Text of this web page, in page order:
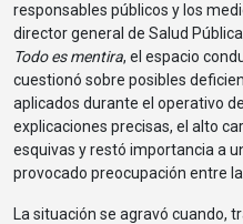
responsables públicos y los
director general de Salud
Todo es mentira, el espacio
cuestionó sobre posibles
aplicados durante el operativo
explicaciones precisas, el alto
esquivas y restó importancia a
provocado preocupación entre la
La situación se agravó cuando,